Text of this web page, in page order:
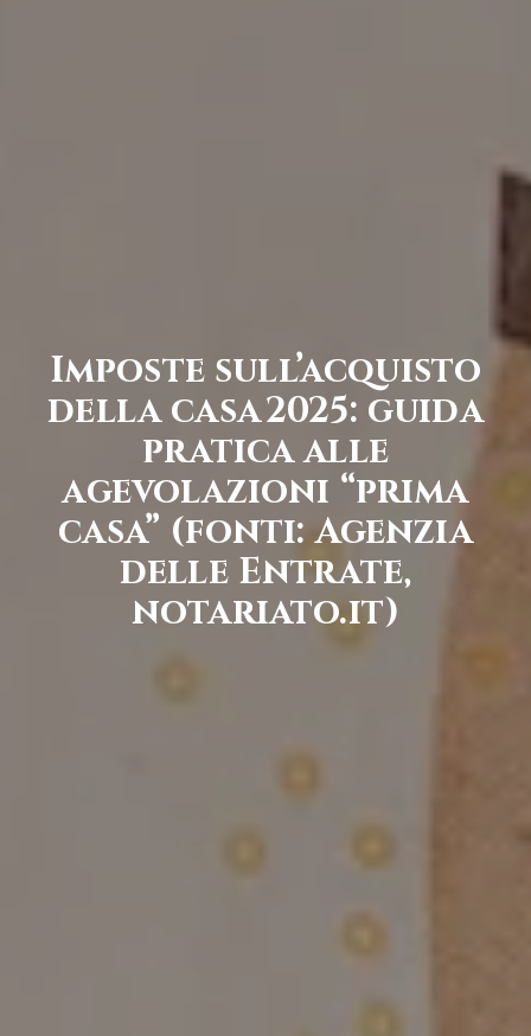
Imposte sull’acquisto
della casa 2025: guida
pratica alle
agevolazioni “prima
casa” (fonti: Agenzia
delle Entrate,
notariato.it)